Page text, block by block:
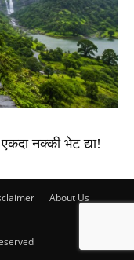
नक्की भेट द्या!
About Us